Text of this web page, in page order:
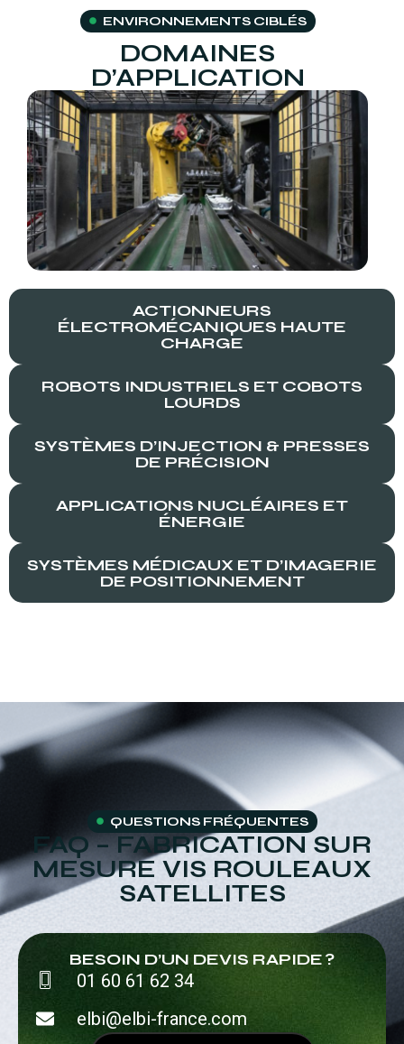
ENVIRONNEMENTS CIBLÉS
DOMAINES
D’APPLICATION
ACTIONNEURS
ÉLECTROMÉCANIQUES HAUTE
CHARGE
ROBOTS INDUSTRIELS ET COBOTS
LOURDS
SYSTÈMES D’INJECTION & PRESSES
DE PRÉCISION
APPLICATIONS NUCLÉAIRES ET
ÉNERGIE
SYSTÈMES MÉDICAUX ET D’IMAGERIE
DE POSITIONNEMENT
QUESTIONS FRÉQUENTES
FAQ – FABRICATION SUR
MESURE VIS ROULEAUX
SATELLITES
BESOIN D’UN DEVIS RAPIDE ?
01 60 61 62 34
elbi@elbi-france.com